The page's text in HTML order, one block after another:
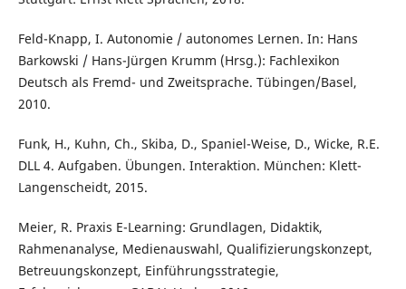
Feld-Knapp, I. Autonomie / autonomes Lernen. In: Hans
Barkowski / Hans-Jürgen Krumm (Hrsg.): Fachlexikon
Deutsch als Fremd- und Zweitsprache. Tübingen/Basel,
2010.
Funk, H., Kuhn, Ch., Skiba, D., Spaniel-Weise, D., Wicke, R.E.
DLL 4. Aufgaben. Übungen. Interaktion. München: Klett-
Langenscheidt, 2015.
Meier, R. Praxis E-Learning: Grundlagen, Didaktik,
Rahmenanalyse, Medienauswahl, Qualifizierungskonzept,
Betreuungskonzept, Einführungsstrategie,